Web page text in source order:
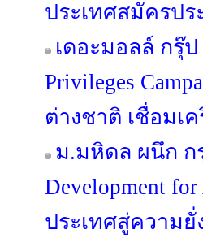
ประเทศสมัครป
เดอะมอลล์ กรุ๊
Privileges
ต่างชาติ เชื่อมเ
ม.มหิดล ผนึก ก
Development
ประเทศสู่ความยั่